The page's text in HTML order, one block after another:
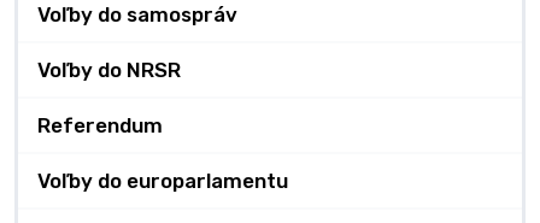
Voľby do samospráv
Voľby do NRSR
Referendum
Voľby do europarlamentu